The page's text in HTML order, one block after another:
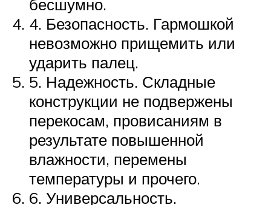
бесшумно.
4. Безопасность. Гармошкой
невозможно прищемить или
ударить палец.
5. Надежность. Складные
конструкции не подвержены
перекосам, провисаниям в
результате повышенной
влажности, перемены
температуры и прочего.
6. Универсальность.